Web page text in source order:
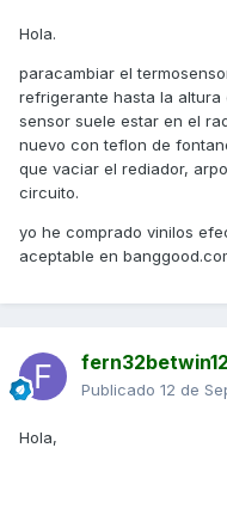
Hola.
paracambiar el
refrigerante hasta la altura
sensor suele estar en el
nuevo con teflon de
que vaciar el rediador,
circuito.
yo he comprado vinilos
aceptable en
Publicado 12 de
Hola,